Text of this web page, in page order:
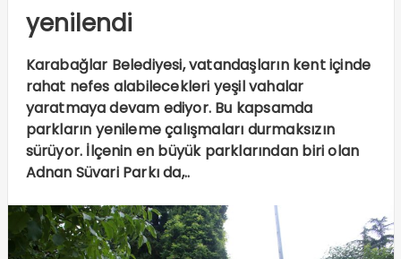
yenilendi
Karabağlar Belediyesi, vatandaşların kent içinde
rahat nefes alabilecekleri yeşil vahalar
yaratmaya devam ediyor. Bu kapsamda
parkların yenileme çalışmaları durmaksızın
sürüyor. İlçenin en büyük parklarından biri olan
Adnan Süvari Parkı da,..